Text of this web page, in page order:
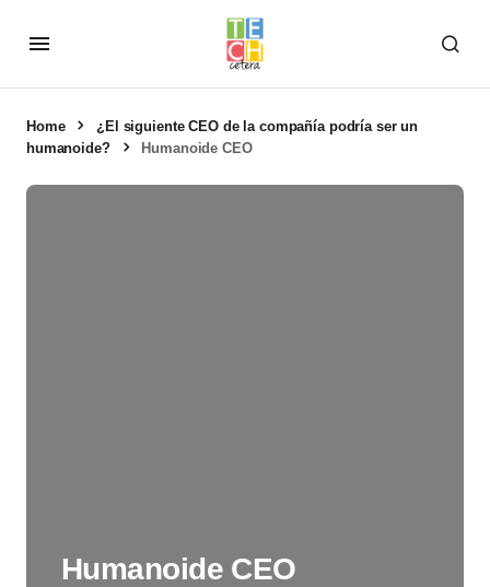
Home
¿El siguiente CEO de la compañía podría ser un
humanoide?
Humanoide CEO
Humanoide CEO